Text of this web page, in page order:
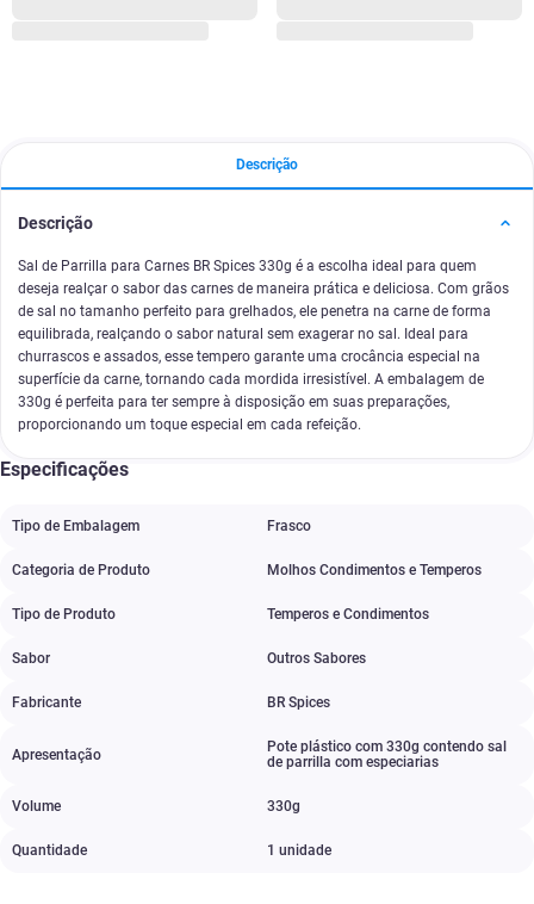
Descrição
Descrição
Sal de Parrilla para Carnes BR Spices 330g é a escolha ideal para quem
deseja realçar o sabor das carnes de maneira prática e deliciosa. Com grãos
de sal no tamanho perfeito para grelhados, ele penetra na carne de forma
equilibrada, realçando o sabor natural sem exagerar no sal. Ideal para
churrascos e assados, esse tempero garante uma crocância especial na
superfície da carne, tornando cada mordida irresistível. A embalagem de
330g é perfeita para ter sempre à disposição em suas preparações,
proporcionando um toque especial em cada refeição.
Especificações
Tipo de Embalagem Frasco
Categoria de Produto Molhos Condimentos e Temperos
Tipo de Produto Temperos e Condimentos
Sabor Outros Sabores
Fabricante BR Spices
Apresentação
Pote plástico com 330g contendo sal
de parrilla com especiarias
Volume 330g
Quantidade 1 unidade